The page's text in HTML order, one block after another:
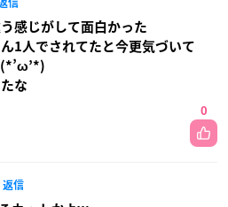
信
感じがして面白かった
1人でされてたと今更気づいて
な
0
返信